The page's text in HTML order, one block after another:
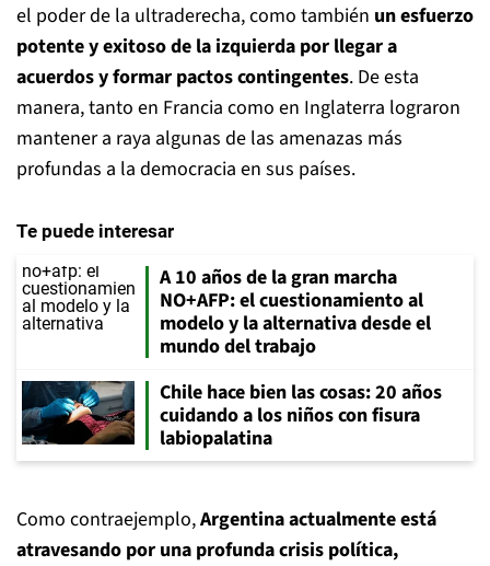
el poder de la ultraderecha, como también un esfuerzo
potente y exitoso de la izquierda por llegar a
acuerdos y formar pactos contingentes. De esta
manera, tanto en Francia como en Inglaterra lograron
mantener a raya algunas de las amenazas más
profundas a la democracia en sus países.
Te puede interesar
A 10 años de la gran marcha
NO+AFP: el cuestionamiento al
modelo y la alternativa desde el
mundo del trabajo
Chile hace bien las cosas: 20 años
cuidando a los niños con fisura
labiopalatina
Como contraejemplo,Argentina actualmente está
atravesando por una profunda crisis política,